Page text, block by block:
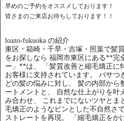
早めのご予約をオススメしております！
皆さまのご来店お待ちしております！！
loazo-fukuoka の紹介
東区・箱崎・千早・吉塚・照葉で髪
をお探しなら 福岡市東区にある**完
ー」**は、 「髪質改善と縮毛矯正に
お客様に支持されています。 パサつ
どの髪の悩みに対し、 髪の内部から
ートメントと、 自然な仕上がりを叶
み合わせ、 これまでにないツヤとま
毛矯正のようなピンとした不自然さ
ストレートを再現。 「縮毛矯正をか